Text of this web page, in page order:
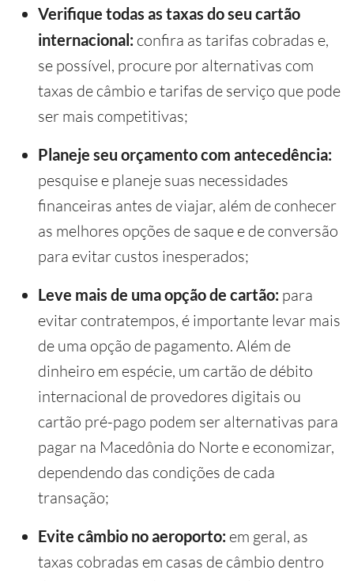
Verifique todas as taxas do seu cartão
internacional: confira as tarifas cobradas e,
se possível, procure por alternativas com
taxas de câmbio e tarifas de serviço que pode
ser mais competitivas;
Planeje seu orçamento com antecedência:
pesquise e planeje suas necessidades
financeiras antes de viajar, além de conhecer
as melhores opções de saque e de conversão
para evitar custos inesperados;
Leve mais de uma opção de cartão: para
evitar contratempos, é importante levar mais
de uma opção de pagamento. Além de
dinheiro em espécie, um cartão de débito
internacional de provedores digitais ou
cartão pré-pago podem ser alternativas para
pagar na Macedônia do Norte e economizar,
dependendo das condições de cada
transação;
Evite câmbio no aeroporto: em geral, as
taxas cobradas em casas de câmbio dentro